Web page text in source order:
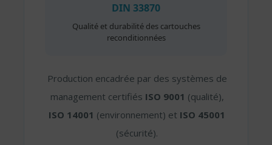
DIN 33870
Qualité et durabilité des cartouches
reconditionnées
Production encadrée par des systèmes de
management certifiés ISO 9001 (qualité),
ISO 14001 (environnement) et ISO 45001
(sécurité).